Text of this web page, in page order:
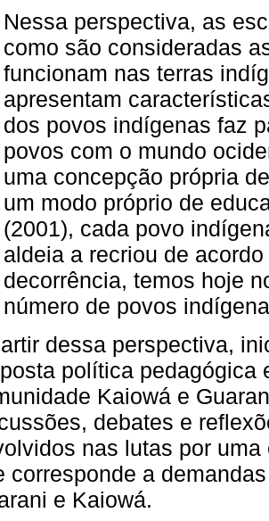
Nessa perspectiva, as
como são consideradas
funcionam nas terras
apresentam
dos povos indígenas faz
povos com o mundo
uma concepção própria
um modo próprio de
(2001), cada povo
aldeia a recriou de
decorrência, temos hoje
número de povos
dessa perspectiva,
política pedagógica
Kaiowá e
debates e
nas lutas por
corresponde a
e Kaiowá.